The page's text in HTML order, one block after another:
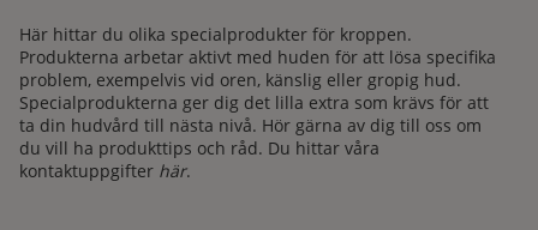
Här hittar du olika specialprodukter för kroppen.
Produkterna arbetar aktivt med huden för att lösa specifika
problem, exempelvis vid oren, känslig eller gropig hud.
Specialprodukterna ger dig det lilla extra som krävs för att
ta din hudvård till nästa nivå. Hör gärna av dig till oss om
du vill ha produkttips och råd. Du hittar våra
kontaktuppgifter här.